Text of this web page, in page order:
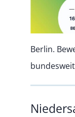
Berlin.